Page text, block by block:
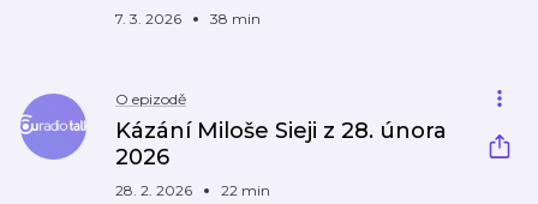
7. 3. 2026 38 min
O epizodě
Kázání Miloše Sieji z 28. února
2026
28. 2. 2026 22 min